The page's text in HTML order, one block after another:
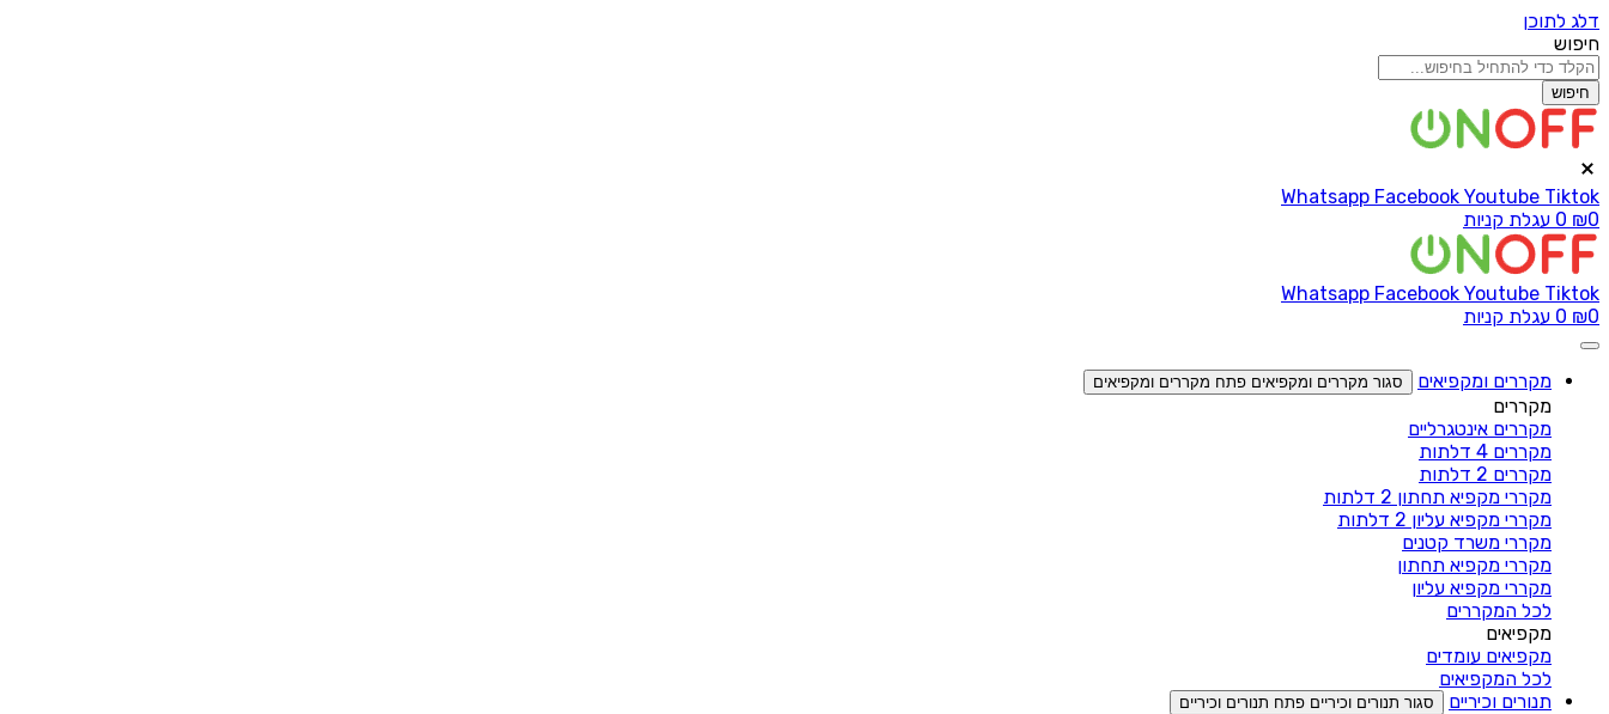
דלג לתוכן
חיפוש
חיפוש
Whatsapp Facebook Youtube Tiktok
₪0
0 עגלת קניות
Whatsapp Facebook Youtube Tiktok
₪0
0 עגלת קניות
מקררים ומקפיאים סגור מקררים ומקפיאים פתח מקררים ומקפיאים
מקררים
מקררים אינטגרליים
מקררים 4 דלתות
מקררים 2 דלתות
מקררי מקפיא תחתון 2 דלתות
מקררי מקפיא עליון 2 דלתות
מקררי משרד קטנים
מקררי מקפיא תחתון
מקררי מקפיא עליון
לכל המקררים
מקפיאים
מקפיאים עומדים
לכל המקפיאים
תנורים וכיריים
סגור תנורים וכיריים פתח תנורים וכיריים